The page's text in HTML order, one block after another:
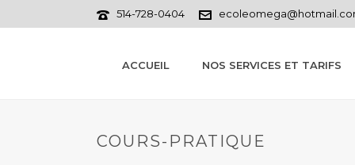
514-728-0404
ACCUEIL NOS SERVICES ET TARIFS
COURS-PRATIQUE